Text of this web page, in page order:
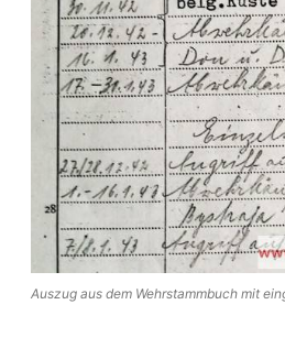
Auszug aus dem Wehrstammbuch mit